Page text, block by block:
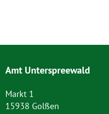
Amt Unterspreewald
Markt 1
15938 Golßen